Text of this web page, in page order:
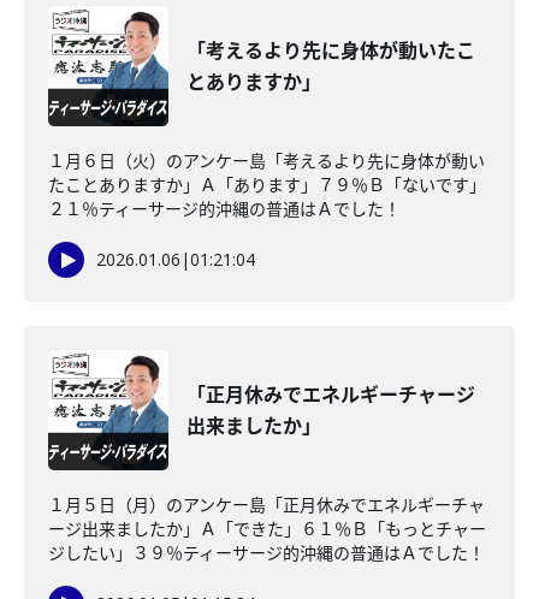
「考えるより先に身体が動いたこ
とありますか」
１月６日（火）のアンケー島「考えるより先に身体が動い
たことありますか」Ａ「あります」７９％Ｂ「ないです」
２１％ティーサージ的沖縄の普通はＡでした！
2026.01.06 |01:21:04
「正月休みでエネルギーチャージ
出来ましたか」
１月５日（月）のアンケー島「正月休みでエネルギーチャ
ージ出来ましたか」Ａ「できた」６１％Ｂ「もっとチャー
ジしたい」３９％ティーサージ的沖縄の普通はＡでした！